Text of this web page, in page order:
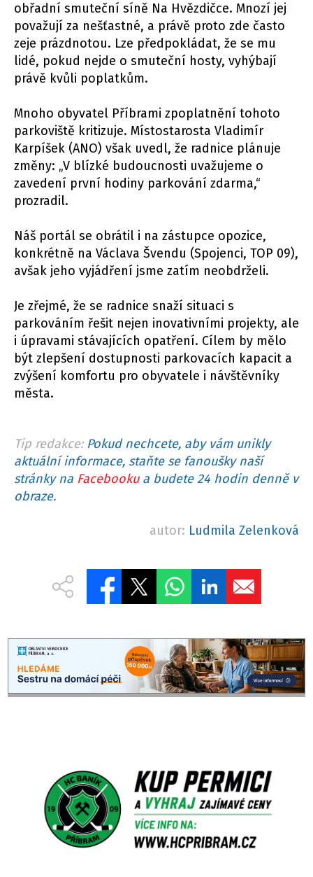
obřadní smuteční síně Na Hvězdičce. Mnozí jej
považují za nešťastné, a právě proto zde často
zeje prázdnotou. Lze předpokládat, že se mu
lidé, pokud nejde o smuteční hosty, vyhýbají
právě kvůli poplatkům.
Mnoho obyvatel Příbrami zpoplatnění tohoto
parkoviště kritizuje. Místostarosta Vladimír
Karpíšek (ANO) však uvedl, že radnice plánuje
změny: „V blízké budoucnosti uvažujeme o
zavedení první hodiny parkování zdarma,“
prozradil.
Náš portál se obrátil i na zástupce opozice,
konkrétně na Václava Švendu (Spojenci, TOP 09),
avšak jeho vyjádření jsme zatím neobdrželi.
Je zřejmé, že se radnice snaží situaci s
parkováním řešit nejen inovativními projekty, ale
i úpravami stávajících opatření. Cílem by mělo
být zlepšení dostupnosti parkovacích kapacit a
zvýšení komfortu pro obyvatele i návštěvníky
města.
Tip redakce: Pokud nechcete, aby vám unikly
aktuální informace, staňte se fanoušky naší
stránky na Facebookua budete 24 hodin denně v
obraze.
autor: Ludmila Zelenková